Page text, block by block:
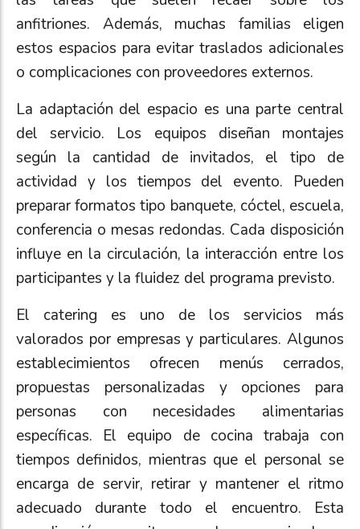
anfitriones. Además, muchas familias eligen
estos espacios para evitar traslados adicionales
o complicaciones con proveedores externos.
La adaptación del espacio es una parte central
del servicio. Los equipos diseñan montajes
según la cantidad de invitados, el tipo de
actividad y los tiempos del evento. Pueden
preparar formatos tipo banquete, cóctel, escuela,
conferencia o mesas redondas. Cada disposición
influye en la circulación, la interacción entre los
participantes y la fluidez del programa previsto.
El catering es uno de los servicios más
valorados por empresas y particulares. Algunos
establecimientos ofrecen menús cerrados,
propuestas personalizadas y opciones para
personas con necesidades alimentarias
específicas. El equipo de cocina trabaja con
tiempos definidos, mientras que el personal se
encarga de servir, retirar y mantener el ritmo
adecuado durante todo el encuentro. Esta